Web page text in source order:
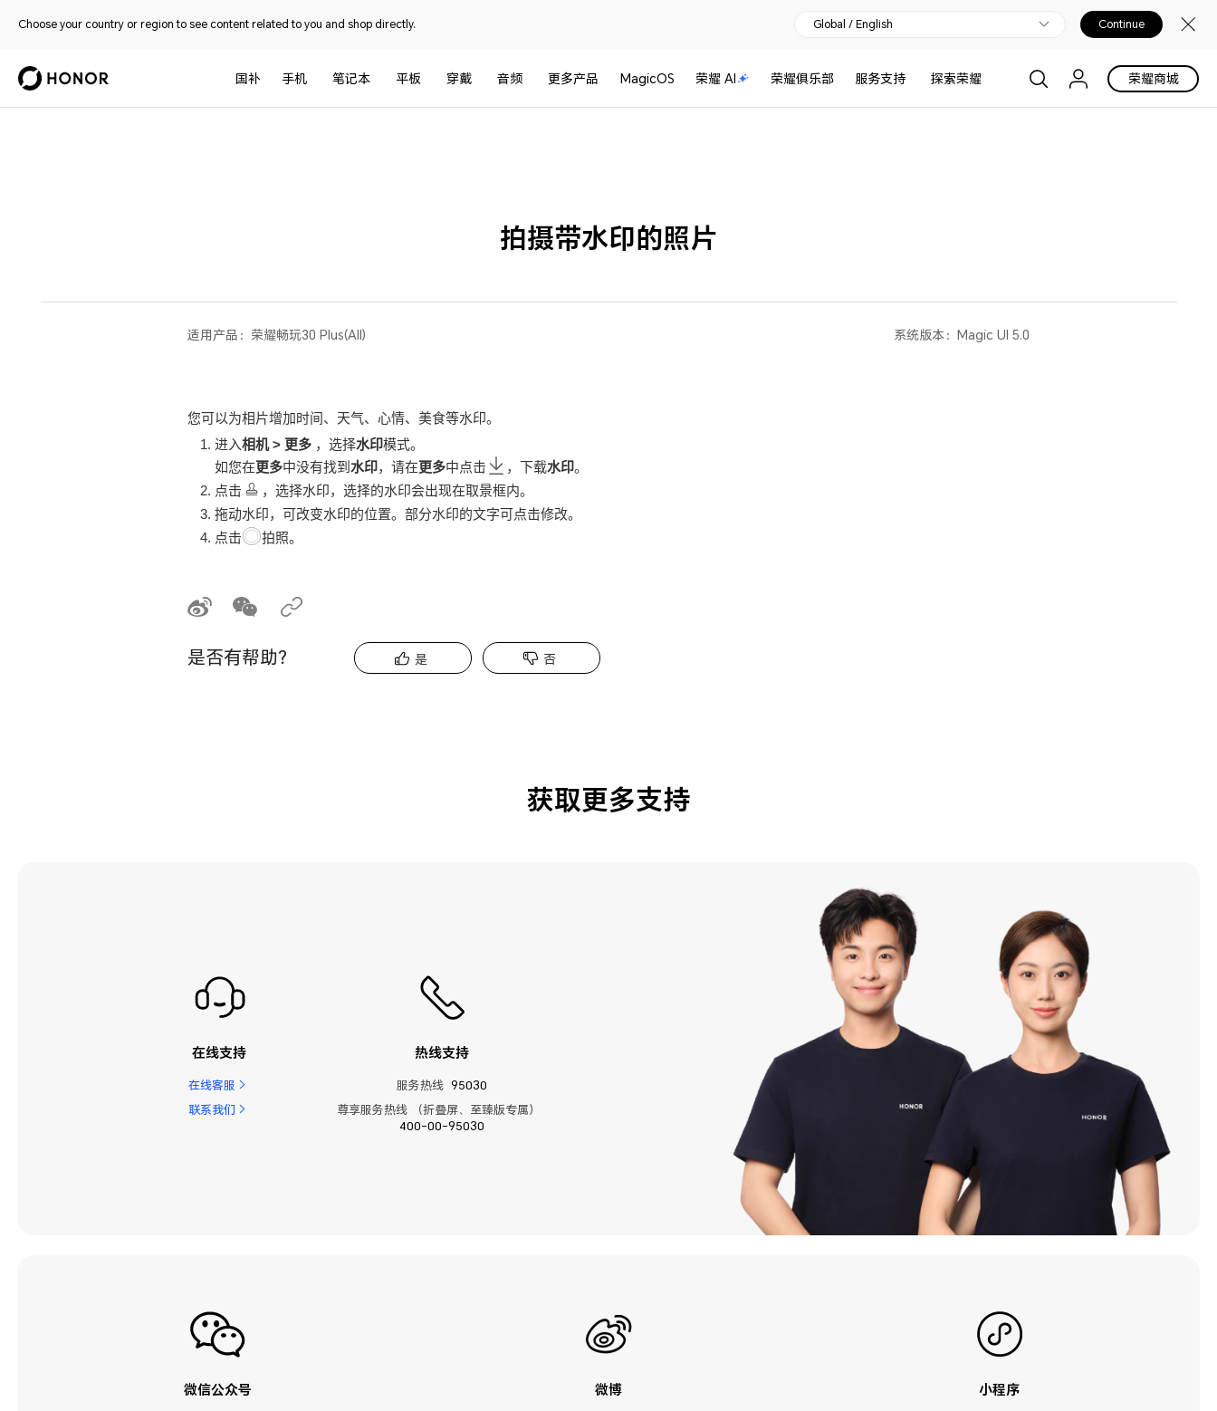
Choose your country or region to see content related to you and shop directly. Global / English Continue
国补 手机 笔记本 平板 穿戴 音频 更多产品 MagicOS 荣耀 AI 荣耀俱乐部 服务支持 探索荣耀 荣耀商城
拍摄带水印的照片
适用产品： 荣耀畅玩30 Plus(All) 系统版本：Magic UI 5.0
您可以为相片增加时间、天气、心情、美食等水印。
进入相机> 更多 ，选择水印模式。
如您在更多中没有找到 水印，请在更多中点击 ，下载水印。
点击
，选择水印，选择的水印会出现在取景框内。
拖动水印，可改变水印的位置。部分水印的文字可点击修改。
点击
拍照。
是否有帮助？ 是 否
获取更多支持
在线支持
在线客服
联系我们
热线支持
服务热线 95030
尊享服务热线 （折叠屏、至臻版专属）
400-00-95030
微信公众号 微博 小程序